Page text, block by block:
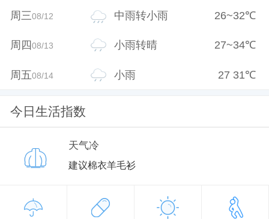
周三08/12 中雨转小雨 26~32℃
周四08/13 小雨转晴 27~34℃
周五08/14 小雨 27 31℃
今日生活指数
天气冷
建议棉衣羊毛衫